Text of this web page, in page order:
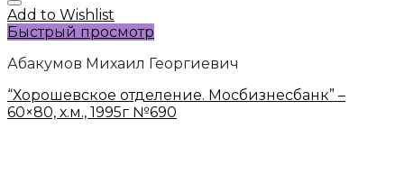
Add to Wishlist
Быстрый просмотр
Абакумов Михаил Георгиевич
“Хорошевское отделение. Мосбизнесбанк” –
60×80, х.м., 1995г №690